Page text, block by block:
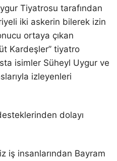
Tiyatrosu tarafından
iki askerin bilerek izin
ortaya çıkan
Kardeşler’’ tiyatro
isimler Süheyl Uygur ve
izleyenleri
dolayı
iş insanlarından Bayram